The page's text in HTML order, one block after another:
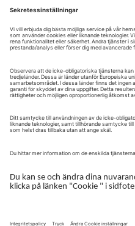
Välkommen till vår kundportal
centrala gateway för att
enheter, support och de
verksamhet.
Konica Minolta enkelt, effektivt
arbetar med service,
Logga in för att komma igång.